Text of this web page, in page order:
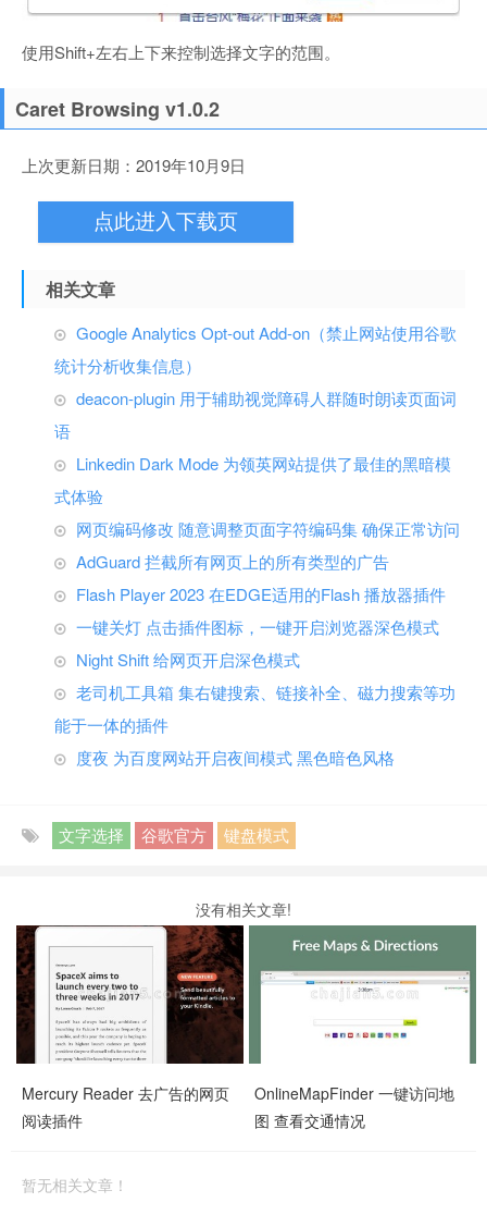
使用Shift+左右上下来控制选择文字的范围。
Caret Browsing v1.0.2
上次更新日期：2019年10月9日
点此进入下载页
相关文章
Google Analytics Opt-out Add-on（禁止网站使用谷歌
统计分析收集信息）
deacon-plugin 用于辅助视觉障碍人群随时朗读页面词
语
Linkedin Dark Mode 为领英网站提供了最佳的黑暗模
式体验
网页编码修改 随意调整页面字符编码集 确保正常访问
AdGuard 拦截所有网页上的所有类型的广告
Flash Player 2023 在EDGE适用的Flash 播放器插件
一键关灯 点击插件图标，一键开启浏览器深色模式
Night Shift 给网页开启深色模式
老司机工具箱 集右键搜索、链接补全、磁力搜索等功
能于一体的插件
度夜 为百度网站开启夜间模式 黑色暗色风格
文字选择 谷歌官方 键盘模式
没有相关文章!
Mercury Reader 去广告的网页
阅读插件
OnlineMapFinder 一键访问地
图 查看交通情况
暂无相关文章！